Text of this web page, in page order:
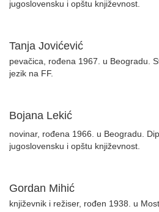
jugoslovensku i opštu književnost.
Tanja Jovićević
pevačica, rođena 1967. u Beogradu.
jezik na FF.
Bojana Lekić
novinar, rođena 1966. u Beogradu.
jugoslovensku i opštu književnost.
Gordan Mihić
književnik i režiser, rođen 1938. u